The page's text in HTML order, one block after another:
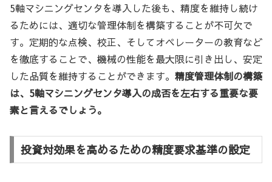
5軸マシニングセンタを導入した後も、精度を維持し続け
るためには、適切な管理体制を構築することが不可欠で
す。定期的な点検、校正、そしてオペレーターの教育など
を徹底することで、機械の性能を最大限に引き出し、安定
した品質を維持することができます。 精度管理体制の構築
は、5軸マシニングセンタ導入の成否を左右する重要な要
素と言えるでしょう。
投資対効果を高めるための精度要求基準の設定